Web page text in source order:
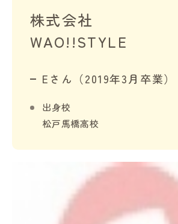
株式会社
WAO!!STYLE
Eさん（2019年3月卒業）
出身校
松戸馬橋高校